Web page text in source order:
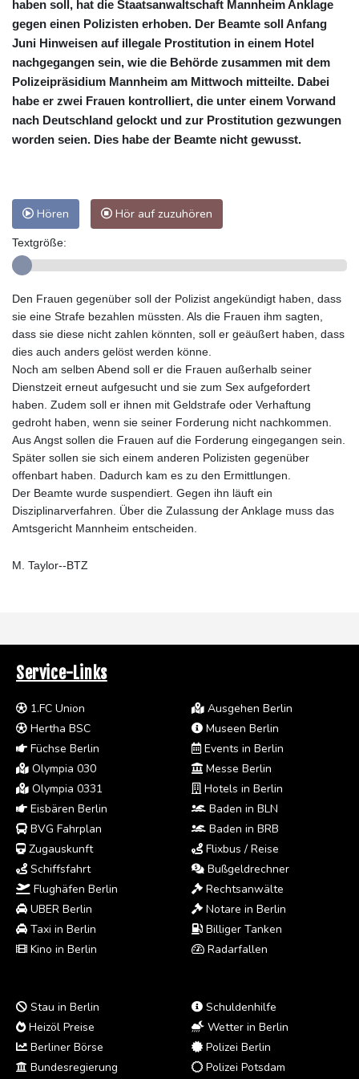
haben soll, hat die Staatsanwaltschaft Mannheim Anklage
gegen einen Polizisten erhoben. Der Beamte soll Anfang
Juni Hinweisen auf illegale Prostitution in einem Hotel
nachgegangen sein, wie die Behörde zusammen mit dem
Polizeipräsidium Mannheim am Mittwoch mitteilte. Dabei
habe er zwei Frauen kontrolliert, die unter einem Vorwand
nach Deutschland gelockt und zur Prostitution gezwungen
worden seien. Dies habe der Beamte nicht gewusst.
Hören Hör auf zuzuhören
Textgröße:
Den Frauen gegenüber soll der Polizist angekündigt haben, dass
sie eine Strafe bezahlen müssten. Als die Frauen ihm sagten,
dass sie diese nicht zahlen könnten, soll er geäußert haben, dass
dies auch anders gelöst werden könne.
Noch am selben Abend soll er die Frauen außerhalb seiner
Dienstzeit erneut aufgesucht und sie zum Sex aufgefordert
haben. Zudem soll er ihnen mit Geldstrafe oder Verhaftung
gedroht haben, wenn sie seiner Forderung nicht nachkommen.
Aus Angst sollen die Frauen auf die Forderung eingegangen sein.
Später sollen sie sich einem anderen Polizisten gegenüber
offenbart haben. Dadurch kam es zu den Ermittlungen.
Der Beamte wurde suspendiert. Gegen ihn läuft ein
Disziplinarverfahren. Über die Zulassung der Anklage muss das
Amtsgericht Mannheim entscheiden.
M. Taylor--BTZ
Service-Links
1.FC Union
Hertha BSC
Füchse Berlin
Olympia 030
Olympia 0331
Eisbären Berlin
BVG Fahrplan
Zugauskunft
Schiffsfahrt
Flughäfen Berlin
UBER Berlin
Taxi in Berlin
Kino in Berlin
Ausgehen Berlin
Museen Berlin
Events in Berlin
Messe Berlin
Hotels in Berlin
Baden in BLN
Baden in BRB
Flixbus / Reise
Bußgeldrechner
Rechtsanwälte
Notare in Berlin
Billiger Tanken
Radarfallen
Stau in Berlin
Heizöl Preise
Berliner Börse
Bundesregierung
Schuldenhilfe
Wetter in Berlin
Polizei Berlin
Polizei Potsdam